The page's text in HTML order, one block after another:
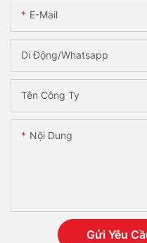
E-Mail
Di Động/Whatsapp
Tên Công Ty
Nội Dung
Gửi Yêu